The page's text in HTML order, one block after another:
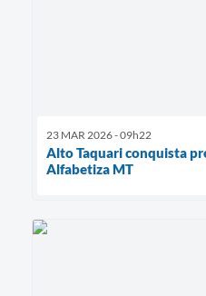
23 MAR 2026 - 09h22
Alto Taquari conquista
Alfabetiza MT